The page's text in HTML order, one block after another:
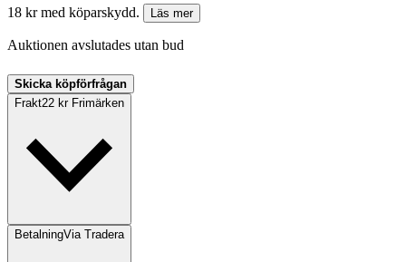
18 kr med köparskydd. Läs mer
Auktionen avslutades utan bud
Skicka köpförfrågan
Frakt22 kr Frimärken
BetalningVia Tradera